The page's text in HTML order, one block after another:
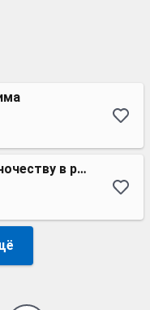
Я тебя не отдам одиночеству в руки